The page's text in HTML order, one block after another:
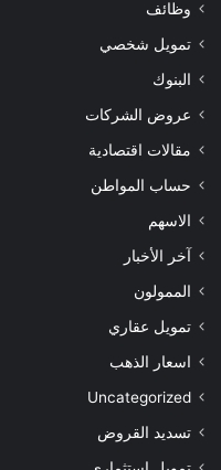
وظائف
تمويل شخصي
البنوك
عروض الشركات
مقالات اقتصادية
حساب المواطن
الاسهم
آخر الأخبار
الممولون
تمويل عقاري
اسعار الذهب
Uncategorized
تسديد القروض